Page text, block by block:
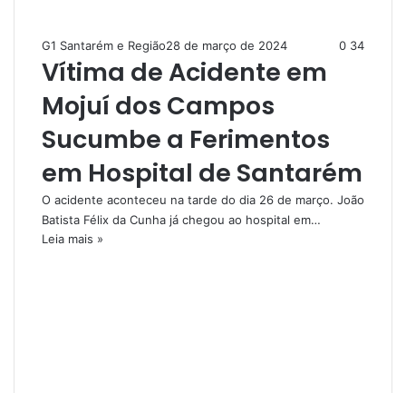
G1 Santarém e Região28 de março de 2024 0 34
Vítima de Acidente em
Mojuí dos Campos
Sucumbe a Ferimentos
em Hospital de Santarém
O acidente aconteceu na tarde do dia 26 de março. João
Batista Félix da Cunha já chegou ao hospital em…
Leia mais »